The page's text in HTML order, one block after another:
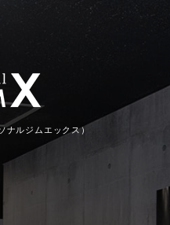
ルジムエックス）